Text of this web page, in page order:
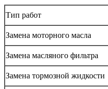
Тип работ
Замена моторного масла
Замена масляного фильтра
Замена тормозной жидкости